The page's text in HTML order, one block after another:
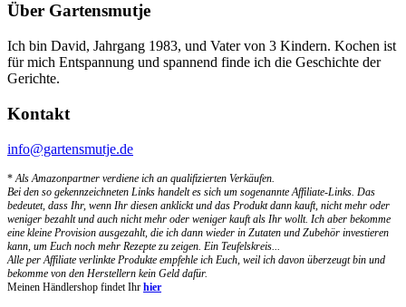
Über Gartensmutje
Ich bin David, Jahrgang 1983, und Vater von 3 Kindern. Kochen ist
für mich Entspannung und spannend finde ich die Geschichte der
Gerichte.
Kontakt
info@gartensmutje.de
* Als Amazonpartner verdiene ich an qualifizierten Verkäufen.
Bei den so gekennzeichneten Links handelt es sich um sogenannte Affiliate-Links. Das
bedeutet, dass Ihr, wenn Ihr diesen anklickt und das Produkt dann kauft, nicht mehr oder
weniger bezahlt und auch nicht mehr oder weniger kauft als Ihr wollt. Ich aber bekomme
eine kleine Provision ausgezahlt, die ich dann wieder in Zutaten und Zubehör investieren
kann, um Euch noch mehr Rezepte zu zeigen. Ein Teufelskreis...
Alle per Affiliate verlinkte Produkte empfehle ich Euch, weil ich davon überzeugt bin und
bekomme von den Herstellern kein Geld dafür.
Meinen Händlershop findet Ihr hier